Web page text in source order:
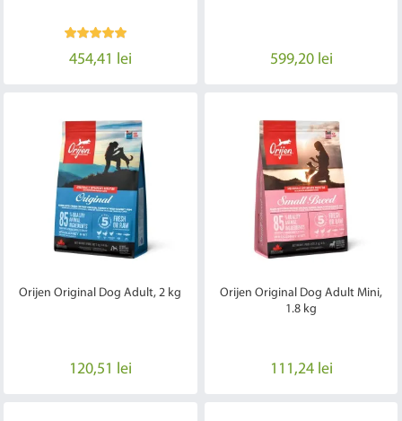
454,41 lei 599,20 lei
Orijen Original Dog Adult, 2 kg
120,51 lei
Orijen Original Dog Adult Mini,
1.8 kg
111,24 lei